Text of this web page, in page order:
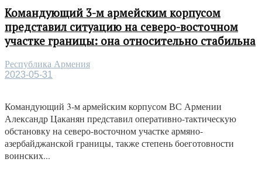
Командующий 3-м армейским корпусом
представил ситуацию на северо-восточном
участке границы: она относительно стабильна
Республика Армения
2023-05-31
Командующий 3-м армейским корпусом ВС Армении
Александр Цаканян представил оперативно-тактическую
обстановку на северо-восточном участке армяно-
азербайджанской границы, также степень боеготовности
воинских...